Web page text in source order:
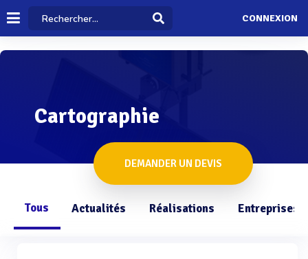
CONNEXION
Cartographie
DEMANDER UN DEVIS
Tous Actualités Réalisations Entreprises